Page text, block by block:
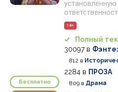
Бесплатно
18+
Полный
30097 в
812 в
2284 в ПРОЗА
809 в Драма